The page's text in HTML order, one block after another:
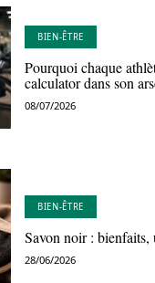
BIEN-ÊTRE
Pourquoi chaque
calculator dans son
08/07/2026
BIEN-ÊTRE
Savon noir : bienfaits,
28/06/2026